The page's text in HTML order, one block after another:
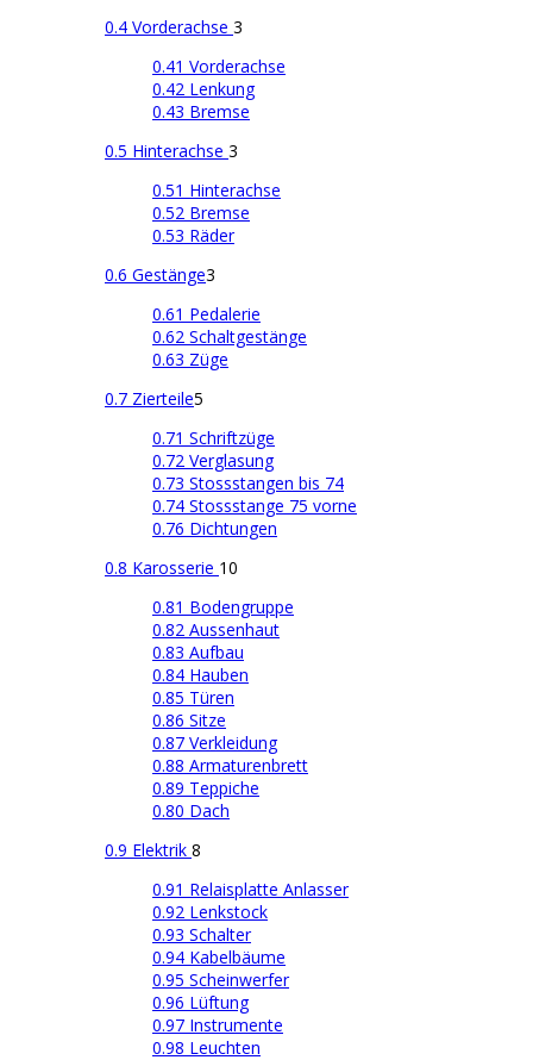
0.4 Vorderachse 3
0.41 Vorderachse
0.42 Lenkung
0.43 Bremse
0.5 Hinterachse 3
0.51 Hinterachse
0.52 Bremse
0.53 Räder
0.6 Gestänge3
0.61 Pedalerie
0.62 Schaltgestänge
0.63 Züge
0.7 Zierteile5
0.71 Schriftzüge
0.72 Verglasung
0.73 Stossstangen bis 74
0.74 Stossstange 75 vorne
0.76 Dichtungen
0.8 Karosserie 10
0.81 Bodengruppe
0.82 Aussenhaut
0.83 Aufbau
0.84 Hauben
0.85 Türen
0.86 Sitze
0.87 Verkleidung
0.88 Armaturenbrett
0.89 Teppiche
0.80 Dach
0.9 Elektrik 8
0.91 Relaisplatte Anlasser
0.92 Lenkstock
0.93 Schalter
0.94 Kabelbäume
0.95 Scheinwerfer
0.96 Lüftung
0.97 Instrumente
0.98 Leuchten